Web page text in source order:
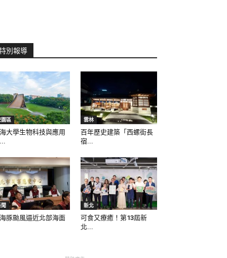
別報導
區
大學生物科技與應用
雲林
百年歷史建築「西螺街長
宿...
豚颱風逼近北部海面
新北
可食又療癒！第13屆新
北...